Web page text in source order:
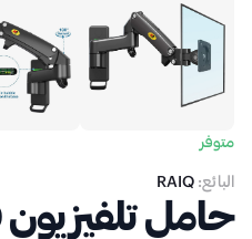
متوفر
البائع: RAIQ
حامل تلفيزيون f150